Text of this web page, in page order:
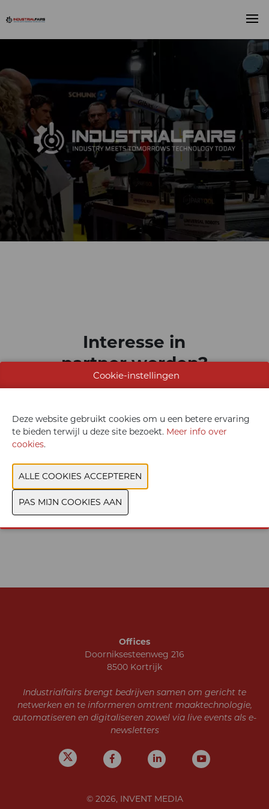
Interesse in
partner worden?
Heeft u vragen
te delen met de
sector?
CONTACTEER ONS
Offices
Doorniksesteenweg 216
8500 Kortrijk
Industrialfairs brengt bedrijven samen om gericht te
netwerken en te informeren omtrent maaktechnologie,
automatiseren en digitaliseren zowel via live events als e-
newsletters
© 2026, INVENT MEDIA
Cookie-instellingen
Deze website gebruikt cookies om u een betere ervaring
te bieden terwijl u deze site bezoekt. Meer info over
cookies.